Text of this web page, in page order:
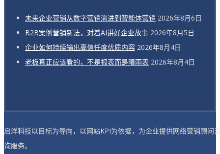
未来企业营销从数字营销演进到智能体营销 2026年8月6日
B2B案例营销新法，对着AI讲好企业故事 2026年8月5日
企业如何持续输出高信任度优质内容 2026年8月4日
老板真正应该看的，不是报表而是晴雨表 2026年8月4日
启洋科技以目标为导向，以网站KPI为依据，为企业提供网络营销顾问
询服务。